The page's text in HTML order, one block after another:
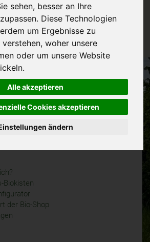
sehen, besser an Ihre
Diese Technologien
um Ergebnisse zu
verstehen, woher unsere
oder um unsere Website
Alle akzeptieren
Cookies akzeptieren
ändern
Produkt ist leider zur Zeit
Biokisten
der Bio-Shop